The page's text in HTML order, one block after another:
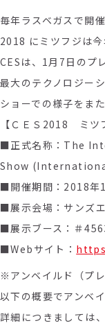
毎年ラスベガスで
2018 にミツフジは今
CESは、1月7日のプ
最大のテクノロジーシ
ショーでの様子をま
【ＣＥＳ2018 ミツ
■正式名称：The
Show
■開催期間：2018年
■展示会場：サンズ
■展示ブース：＃
■Webサイト：
※アンベイルド（プ
以下の概要でアンベ
詳細につきましては